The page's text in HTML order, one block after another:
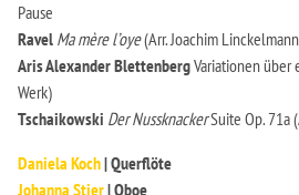
Pause
Ravel Ma mère l’oye(Arr. Joachim
Aris Alexander BlettenbergVariationen über
Werk)
Tschaikowski Der NussknackerSuite Op. 71a
Daniela Koch| Querflöte
Johanna Stier| Oboe